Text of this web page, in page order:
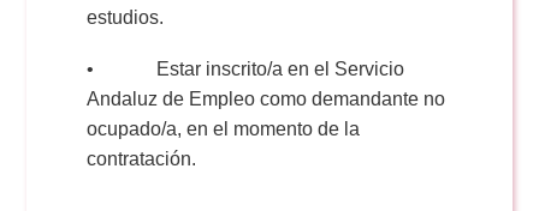
estudios.
• Estar inscrito/a en el Servicio
Andaluz de Empleo como demandante no
ocupado/a, en el momento de la
contratación.